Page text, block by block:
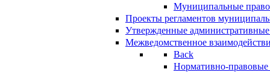
Муниципальные
Проекты регламентов
Утвержденные
Межведомственное
Back
Нормативно-правовые